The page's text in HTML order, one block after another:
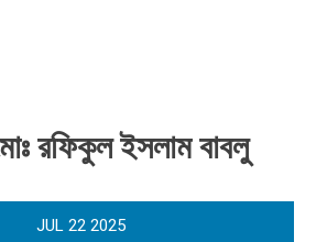
রফিকুল ইসলাম বাবলু
JUL 22 2025